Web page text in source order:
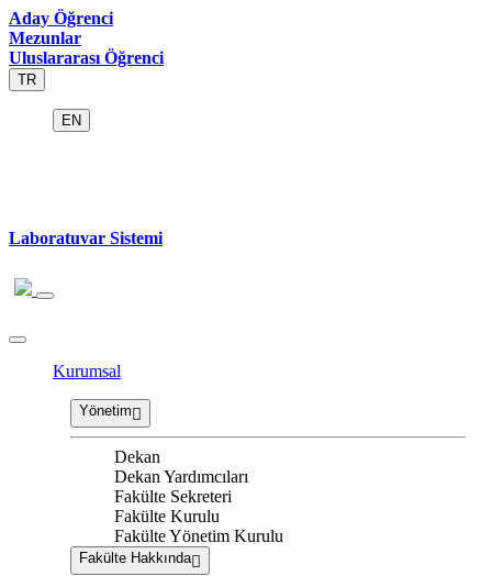
Aday Öğrenci
Mezunlar
Uluslararası Öğrenci
TR
EN
Laboratuvar Sistemi
Kurumsal
Yönetim
Dekan
Dekan Yardımcıları
Fakülte Sekreteri
Fakülte Kurulu
Fakülte Yönetim Kurulu
Fakülte Hakkında